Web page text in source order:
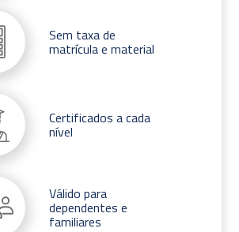
Sem taxa de
matrícula e material
Certificados a cada
nível
Válido para
dependentes e
familiares